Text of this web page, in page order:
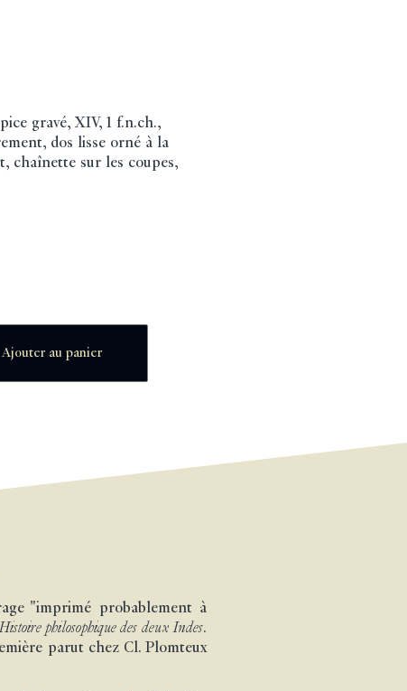
gravé, XIV, 1 f.n.ch.,
dos lisse orné à la
chaînette sur les coupes,
Ajouter au panier
"imprimé probablement à
philosophique des deux Indes.
parut chez Cl. Plomteux